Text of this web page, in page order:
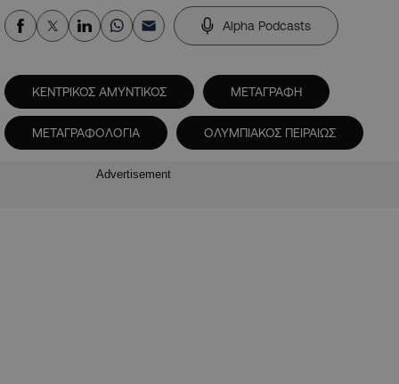
Alpha Podcasts
ΚΕΝΤΡΙΚΟΣ ΑΜΥΝΤΙΚΟΣ ΜΕΤΑΓΡΑΦΗ
ΜΕΤΑΓΡΑΦΟΛΟΓΙΑ ΟΛΥΜΠΙΑΚΟΣ ΠΕΙΡΑΙΩΣ
Advertisement